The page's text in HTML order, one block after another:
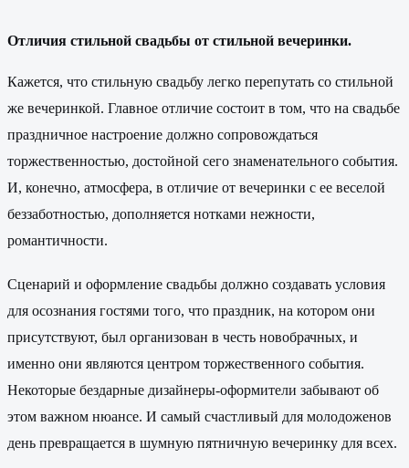
Отличия стильной свадьбы от стильной вечеринки.
Кажется, что стильную свадьбу легко перепутать со стильной
же вечеринкой. Главное отличие состоит в том, что на свадьбе
праздничное настроение должно сопровождаться
торжественностью, достойной сего знаменательного события.
И, конечно, атмосфера, в отличие от вечеринки с ее веселой
беззаботностью, дополняется нотками нежности,
романтичности.
Сценарий и оформление свадьбы должно создавать условия
для осознания гостями того, что праздник, на котором они
присутствуют, был организован в честь новобрачных, и
именно они являются центром торжественного события.
Некоторые бездарные дизайнеры-оформители забывают об
этом важном нюансе. И самый счастливый для молодоженов
день превращается в шумную пятничную вечеринку для всех.